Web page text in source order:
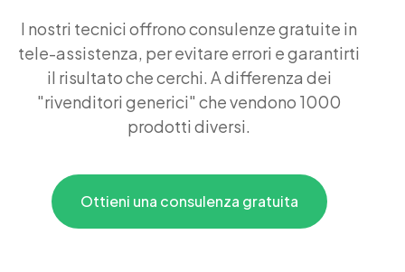
I nostri tecnici offrono consulenze gratuite in
tele-assistenza, per evitare errori e garantirti
il risultato che cerchi. A differenza dei
"rivenditori generici" che vendono 1000
prodotti diversi.
Ottieni una consulenza gratuita